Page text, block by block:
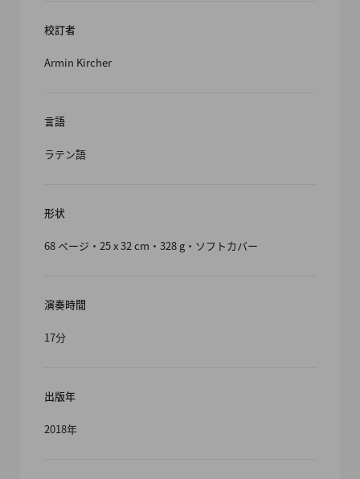
校訂者
Armin Kircher
言語
ラテン語
形状
68 ページ・25 x 32 cm・328 g・ソフトカバー
演奏時間
17分
出版年
2018年